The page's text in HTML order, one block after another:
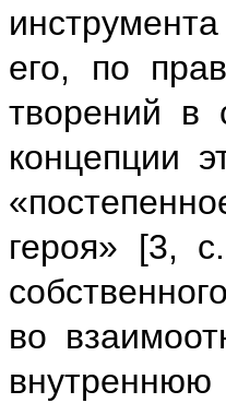
его, по
творений в
концепции
героя» [3,
во